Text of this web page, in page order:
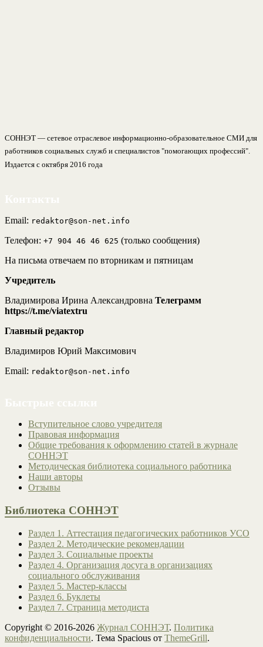
СОННЭТ — сетевое отраслевое информационно-образовательное СМИ для
работников социальных служб и специалистов "помогающих профессий".
Издается с октября 2016 года
Email: redaktor@son-net.info
Телефон: +7 904 46 46 625 (только сообщения)
На письма отвечаем по вторникам и пятницам
Учредитель
Владимирова Ирина Александровна Телеграмм
https://t.me/viatextru
Главный редактор
Владимиров Юрий Максимович
Email: redaktor@son-net.info
Вступительное слово учредителя
Правовая информация
Общие требования к оформлению статей в журнале
СОННЭТ
Методическая библиотека социального работника
Наши авторы
Отзывы
Библиотека СОННЭТ
Раздел 1. Аттестация педагогических работников УСО
Раздел 2. Методические рекомендации
Раздел 3. Социальные проекты
Раздел 4. Организация досуга в организациях
социального обслуживания
Раздел 5. Мастер-классы
Раздел 6. Буклеты
Раздел 7. Страница методиста
Copyright © 2016-2026 Журнал СОННЭТ. Политика
конфиденциальности. Тема Spacious от ThemeGrill.